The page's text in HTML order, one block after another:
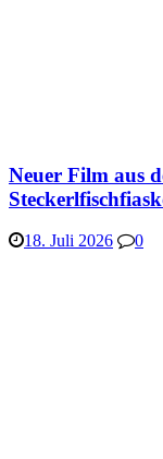
Neuer Film aus
18. Juli 2026 0